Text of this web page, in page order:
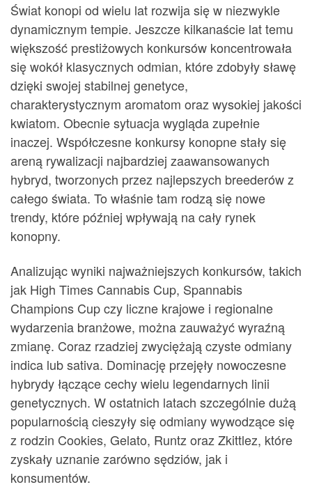
Świat konopi od wielu lat rozwija się w niezwykle
dynamicznym tempie. Jeszcze kilkanaście lat temu
większość prestiżowych konkursów koncentrowała
się wokół klasycznych odmian, które zdobyły sławę
dzięki swojej stabilnej genetyce,
charakterystycznym aromatom oraz wysokiej jakości
kwiatom. Obecnie sytuacja wygląda zupełnie
inaczej. Współczesne konkursy konopne stały się
areną rywalizacji najbardziej zaawansowanych
hybryd, tworzonych przez najlepszych breederów z
całego świata. To właśnie tam rodzą się nowe
trendy, które później wpływają na cały rynek
konopny.
Analizując wyniki najważniejszych konkursów, takich
jak High Times Cannabis Cup, Spannabis
Champions Cup czy liczne krajowe i regionalne
wydarzenia branżowe, można zauważyć wyraźną
zmianę. Coraz rzadziej zwyciężają czyste odmiany
indica lub sativa. Dominację przejęły nowoczesne
hybrydy łączące cechy wielu legendarnych linii
genetycznych. W ostatnich latach szczególnie dużą
popularnością cieszyły się odmiany wywodzące się
z rodzin Cookies, Gelato, Runtz oraz Zkittlez, które
zyskały uznanie zarówno sędziów, jak i
konsumentów.